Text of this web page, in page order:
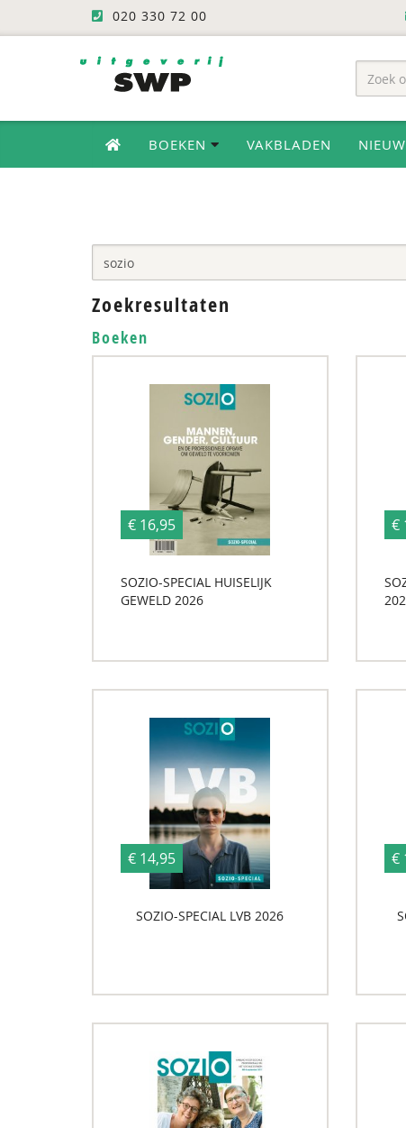
020 330 72 00
BOEKEN VAKBLADEN
Zoekresultaten
Boeken
€ 16,95
SOZIO-SPECIAL HUISELIJK
GEWELD 2026
€
€ 14,95
SOZIO-SPECIAL LVB 2026
€